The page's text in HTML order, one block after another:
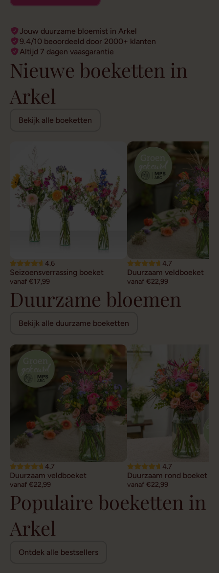
Jouw duurzame bloemist in Arkel
9.4/10 beoordeeld door 2000+ klanten
Altijd 7 dagen vaasgarantie
Nieuwe boeketten in
Arkel
Bekijk alle boeketten
4.6
Seizoensverrassing boeket
vanaf €17,99
4.7
Duurzaam veldboeket
vanaf €22,99
Duurzame bloemen
Bekijk alle duurzame boeketten
4.7
Duurzaam veldboeket
vanaf €22,99
4.7
Duurzaam rond boeket
vanaf €22,99
Populaire boeketten in
Arkel
Ontdek alle bestsellers